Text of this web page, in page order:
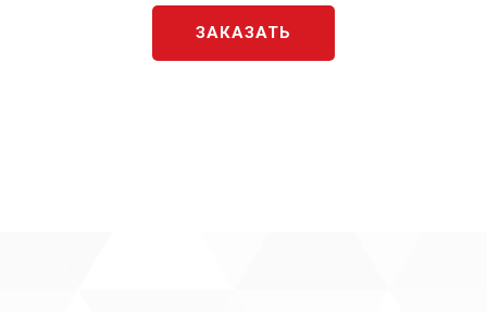
ЗАКАЗАТЬ